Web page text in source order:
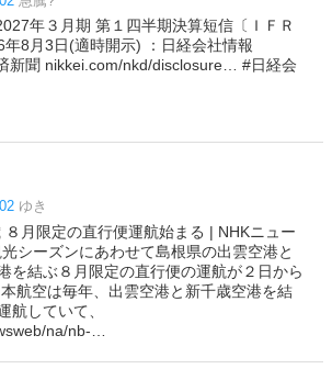
年３月期 第１四半期決算短信〔ＩＦＲ
年8月3日(適時開示) ：日経会社情報
新聞 nikkei.com/nkd/disclosure… #日経会
ゆき
月限定の直行便運航始まる | NHKニュー
シーズンにあわせて島根県の出雲空港と
を結ぶ８月限定の直行便の運航が２日から
航空は毎年、出雲空港と新千歳空港を結
航していて、
na/nb-…